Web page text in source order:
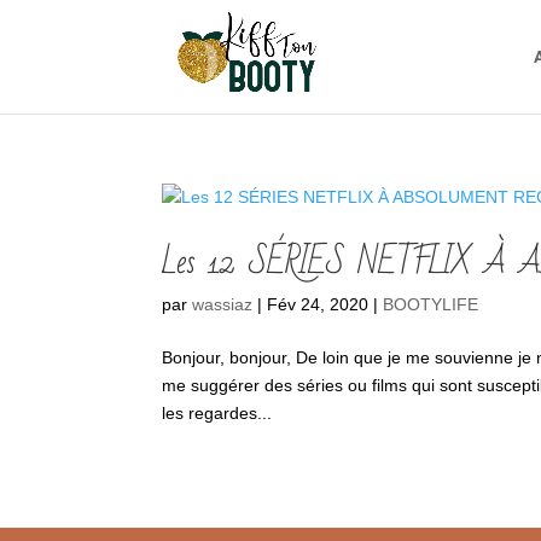
Les 12 SÉRIES NETFLIX À
parwassiaz | Fév 24, 2020 | BOOTYLIFE
Bonjour, bonjour, De loin que je me souvienne je
me suggérer des séries ou films qui sont
les regardes...